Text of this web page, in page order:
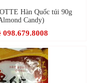
Hàn Quốc túi 90g
Candy)
098.679.8008